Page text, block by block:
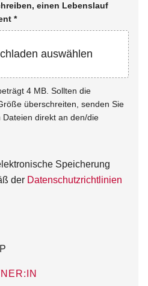
einen Lebenslauf
*
auswählen
4 MB. Sollten die
überschreiten, senden Sie
direkt an den/die
Speicherung
der Datenschutzrichtlinien